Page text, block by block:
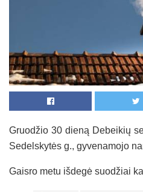
Gruodžio 30 dieną Debeikių
Sedelskytės g., gyvenamojo
Gaisro metu išdegė suodžiai